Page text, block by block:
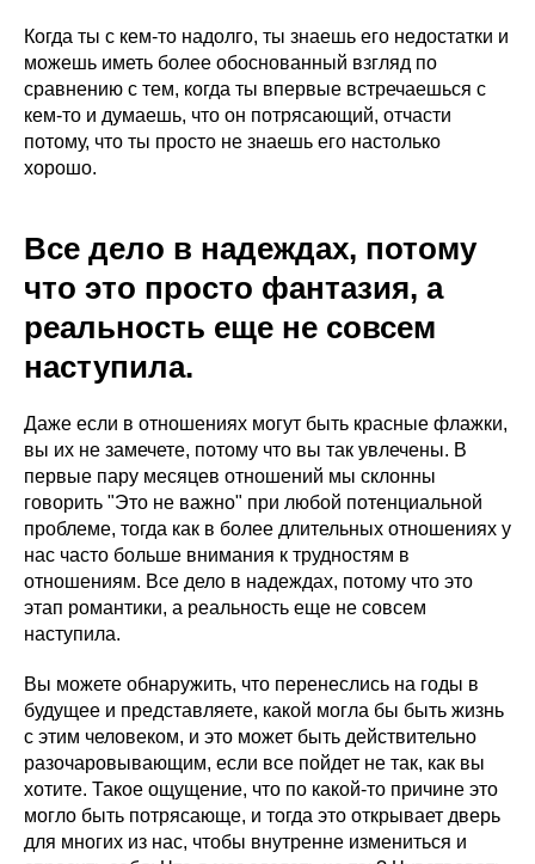
Когда ты с кем-то надолго, ты знаешь его недостатки и
можешь иметь более обоснованный взгляд по
сравнению с тем, когда ты впервые встречаешься с
кем-то и думаешь, что он потрясающий, отчасти
потому, что ты просто не знаешь его настолько
хорошо.
Все дело в надеждах, потому
что это просто фантазия, а
реальность еще не совсем
наступила.
Даже если в отношениях могут быть красные флажки,
вы их не замечете, потому что вы так увлечены. В
первые пару месяцев отношений мы склонны
говорить "Это не важно" при любой потенциальной
проблеме, тогда как в более длительных отношениях у
нас часто больше внимания к трудностям в
отношениям. Все дело в надеждах, потому что это
этап романтики, а реальность еще не совсем
наступила.
Вы можете обнаружить, что перенеслись на годы в
будущее и представляете, какой могла бы быть жизнь
с этим человеком, и это может быть действительно
разочаровывающим, если все пойдет не так, как вы
хотите. Такое ощущение, что по какой-то причине это
могло быть потрясающе, и тогда это открывает дверь
для многих из нас, чтобы внутренне измениться и